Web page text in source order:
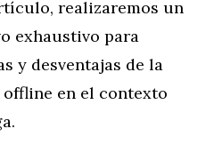
realizaremos un
exhaustivo para
y desventajas de la
en el contexto